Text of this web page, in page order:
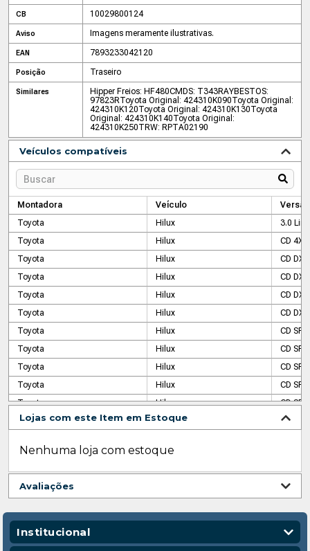
CB 10029800124
Aviso Imagens meramente ilustrativas.
EAN 7893233042120
Posição Traseiro
Similares Hipper Freios: HF480CMDS: T343RAYBESTOS:
97823RToyota Original: 424310K090Toyota Original:
424310K120Toyota Original: 424310K130Toyota
Original: 424310K140Toyota Original:
424310K250TRW: RPTA02190
Veículos compatíveis
Montadora Veículo
Versão
Toyota
Hilux
3.0
Toyota
Hilux
CD
Toyota
Hilux
CD DX
Toyota
Hilux
CD DX
Toyota
Hilux
CD DX
Toyota
Hilux
CD DX
Toyota
Hilux
CD SR
Toyota
Hilux
CD SR
Toyota
Hilux
CD SR
Toyota
Hilux
CD SR
Toyota
Hilux
CD SRV
Toyota
Hilux
CD
Toyota
Hilux
Toyota
Hilux
Chassi
Toyota
Hilux
CS 4X4
Toyota
CS DX
Toyota
Hilux CS DX
Lojas com este Item em Estoque
Nenhuma loja com estoque
Avaliações
Institucional